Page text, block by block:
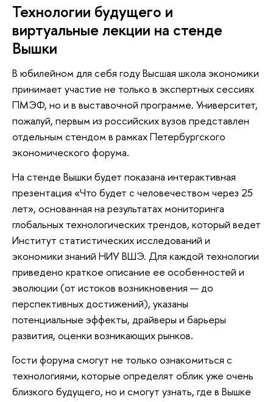
Технологии будущего и
виртуальные лекции на стенде
Вышки
В юбилейном для себя году Высшая школа экономики
принимает участие не только в экспертных сессиях
ПМЭФ, но и в выставочной программе. Университет,
пожалуй, первым из российских вузов представлен
отдельным стендом в рамках Петербургского
экономического форума.
На стенде Вышки будет показана интерактивная
презентация «Что будет с человечеством через 25
лет», основанная на результатах мониторинга
глобальных технологических трендов, который ведет
Институт статистических исследований и
экономики знаний НИУ ВШЭ. Для каждой технологии
приведено краткое описание ее особенностей и
эволюции (от истоков возникновения — до
перспективных достижений), указаны
потенциальные эффекты, драйверы и барьеры
развития, оценки возникающих рынков.
Гости форума смогут не только ознакомиться с
технологиями, которые определят облик уже очень
близкого будущего, но и смогут узнать, где в Вышке